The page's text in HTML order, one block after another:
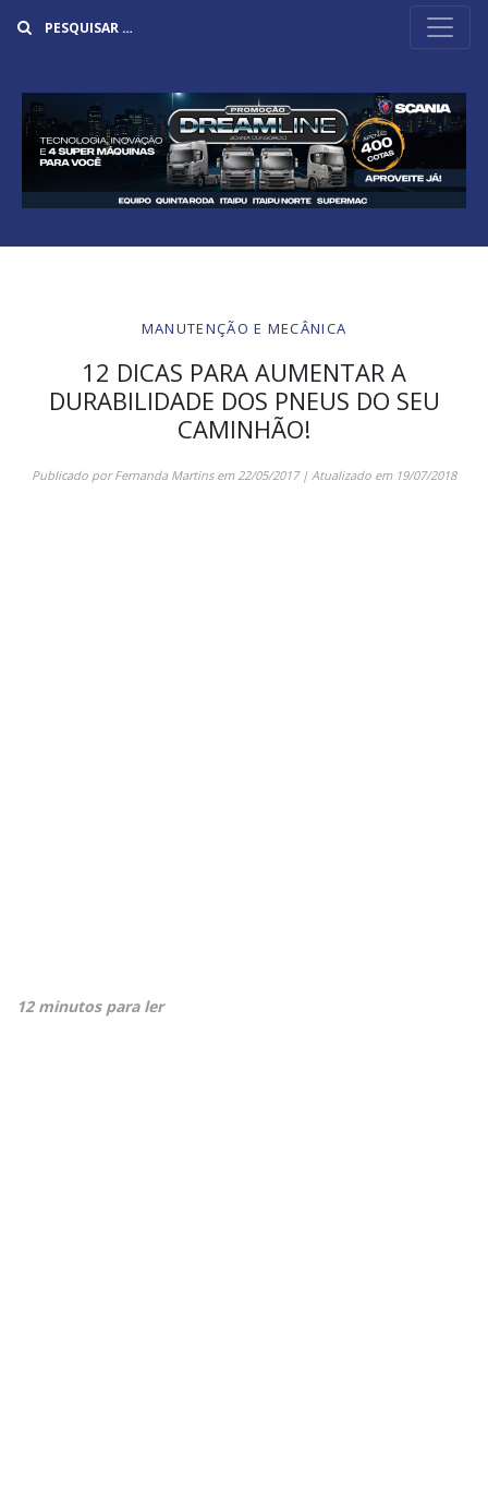
MANUTENÇÃO E MECÂNICA
12 DICAS PARA AUMENTAR A
DURABILIDADE DOS PNEUS DO SEU
CAMINHÃO!
Publicado porFernanda Martinsem22/05/2017| Atualizado em 19/07/2018
12 minutos para ler